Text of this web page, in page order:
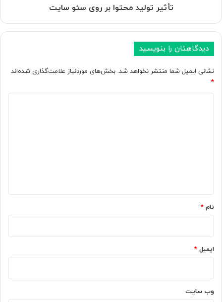
تأثیر تولید محتوا بر روی سئو سایت
دیدگاهتان را بنویسید
نشانی ایمیل شما منتشر نخواهد شد. بخش‌های موردنیاز علامت‌گذاری شده‌اند
*
نام *
ایمیل *
وب‌ سایت